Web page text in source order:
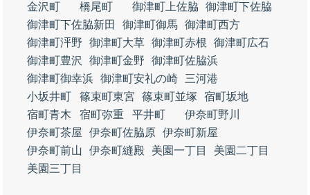
金沢町
橋尾町 御津町上佐脇
御津町下佐脇
御津町下佐脇新田
御津町御馬 御津町西方
御津町泙野
御津町大草 御津町赤根
御津町広石
御津町豊沢
御津町金野
御津町佐脇浜
御津町御幸浜 御津町安礼の崎
三河港
小坂井町
篠束町東宮 篠束町並塚
宿町坂地
宿町青木
宿町弥重 平井町
伊奈町野川
伊奈町茶屋
伊奈町佐脇原 伊奈町新屋
伊奈町前山
伊奈町縫殿 美園一丁目
美園二丁目
美園三丁目